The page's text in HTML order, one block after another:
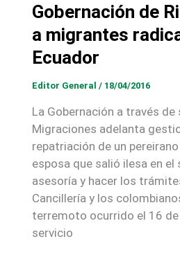
Gobernación de
a migrantes
Ecuador
Editor General / 18/04/2016
La Gobernación a través de
Migraciones adelanta
repatriación de un
esposa que salió ilesa en
asesoría y hacer los
Cancillería y los
terremoto ocurrido el 16 de
servicio